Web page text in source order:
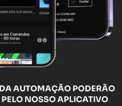
AUTOMAÇÃO PODERÃO
NOSSO APLICATIVO